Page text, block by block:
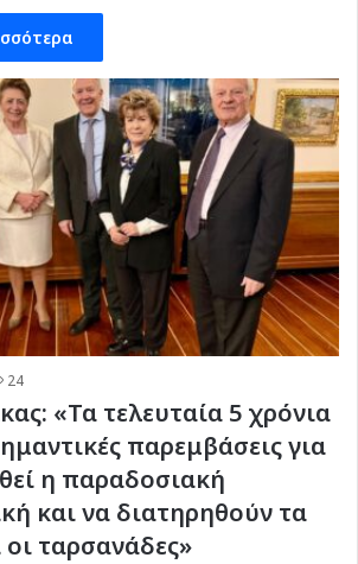
24
«Τα τελευταία 5 χρόνια
παρεμβάσεις για
η παραδοσιακή
και να διατηρηθούν τα
οι ταρσανάδες»